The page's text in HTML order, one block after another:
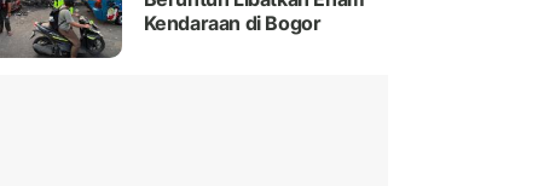
Kendaraan di Bogor